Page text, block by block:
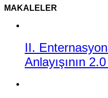
MAKALELER
II.
Anlayışının